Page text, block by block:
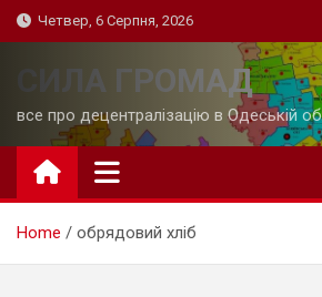
Skip
to
Четвер, 6 Серпня, 2026
СИЛА ГРОМАД
все про децентралізацію в Одеській
Home обрядовий хліб